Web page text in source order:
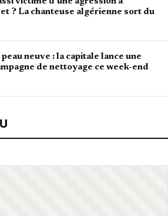
? La chanteuse algérienne sort du
neuve : la capitale lance une
de nettoyage ce week-end